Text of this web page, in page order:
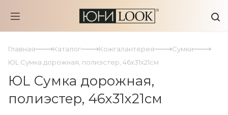
Главная Каталог Кожгалантерея
Сумки
ЮL Сумка дорожная, полиэстер, 46х31х21см
ЮL Сумка дорожная,
полиэстер, 46х31х21см